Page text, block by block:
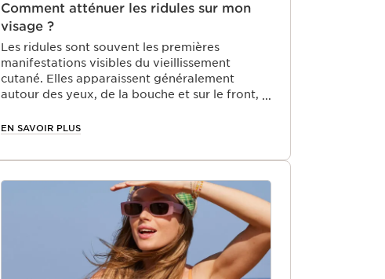
Comment atténuer les ridules sur mon
visage ?
Les ridules sont souvent les premières
manifestations visibles du vieillissement
cutané. Elles apparaissent généralement
autour des yeux, de la bouche et sur le front,
externes comme la pollution et les rayons UV.
prévenir et traiter ces ridules pour maintenir
nous vous proposons des conseils pratiques et
des soins adaptés pour atténuer les premiers
signes de l’âge sur votre visage.
EN SAVOIR PLUS